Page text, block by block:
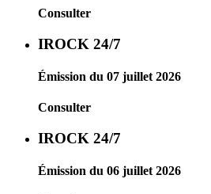
Consulter
IROCK 24/7
Émission du 07 juillet 2026
Consulter
IROCK 24/7
Émission du 06 juillet 2026